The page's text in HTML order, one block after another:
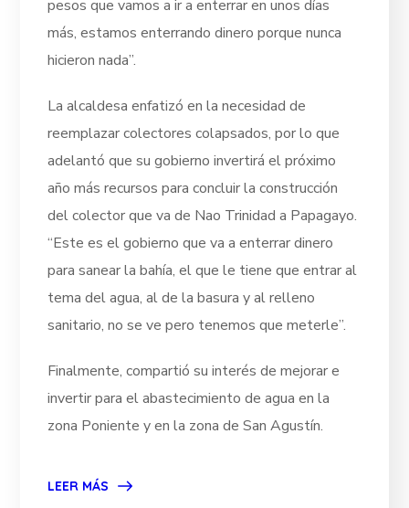
pesos que vamos a ir a enterrar en unos días
más, estamos enterrando dinero porque nunca
hicieron nada”.
La alcaldesa enfatizó en la necesidad de
reemplazar colectores colapsados, por lo que
adelantó que su gobierno invertirá el próximo
año más recursos para concluir la construcción
del colector que va de Nao Trinidad a Papagayo.
“Este es el gobierno que va a enterrar dinero
para sanear la bahía, el que le tiene que entrar al
tema del agua, al de la basura y al relleno
sanitario, no se ve pero tenemos que meterle”.
Finalmente, compartió su interés de mejorar e
invertir para el abastecimiento de agua en la
zona Poniente y en la zona de San Agustín.
LEER MÁS